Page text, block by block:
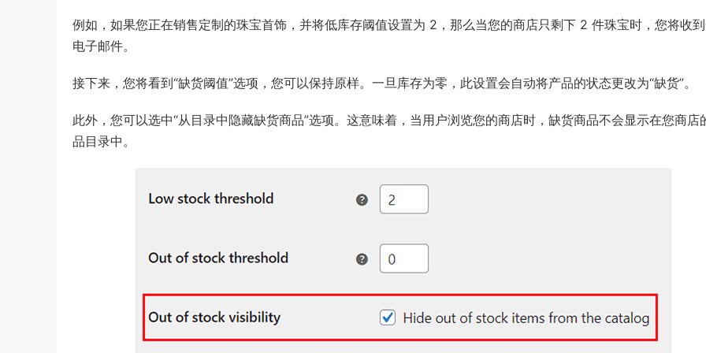
例如，如果您正在销售定制的珠宝首饰，并将低库存阈值设置为 2，那么当您的商店只剩下 2 件珠宝时，您将收
电子邮件。
接下来，您将看到“缺货阈值”选项，您可以保持原样。一旦库存为零，此设置会自动将产品的状态更改为“缺货”。
此外，您可以选中“从目录中隐藏缺货商品”选项。这意味着，当用户浏览您的商店时，缺货商品不会显示在您商店
品目录中。